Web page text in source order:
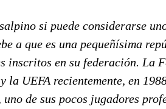
si puede considerarse
a que es una pequeñísima
inscritos en su federación. La
la UEFA recientemente, en
de sus pocos jugadores